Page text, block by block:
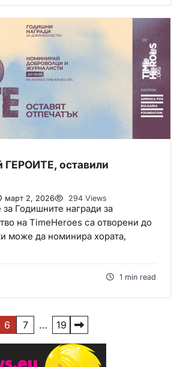
ГЕРОИТЕ, оставили
март 2, 2026 294 Views
Годишните награди за
на TimeHeroes са отворени до
може да номинира хората,
1 min read
6 7 … 19